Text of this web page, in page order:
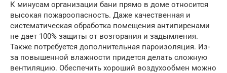
К минусам организации бани прямо в доме относится
высокая пожароопасность. Даже качественная и
систематическая обработка помещения антипиренами
не дает 100% защиты от возгорания и задымления.
Также потребуется дополнительная пароизоляция. Из-
за повышенной влажности придется делать сложную
вентиляцию. Обеспечить хороший воздухообмен можно